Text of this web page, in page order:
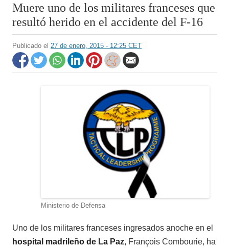
Muere uno de los militares franceses que
resultó herido en el accidente del F-16
Publicado el 27 de enero, 2015 - 12:25 CET
Ministerio de Defensa
Uno de los militares franceses ingresados anoche en el
hospital madrileño de La Paz, François Combourie, ha